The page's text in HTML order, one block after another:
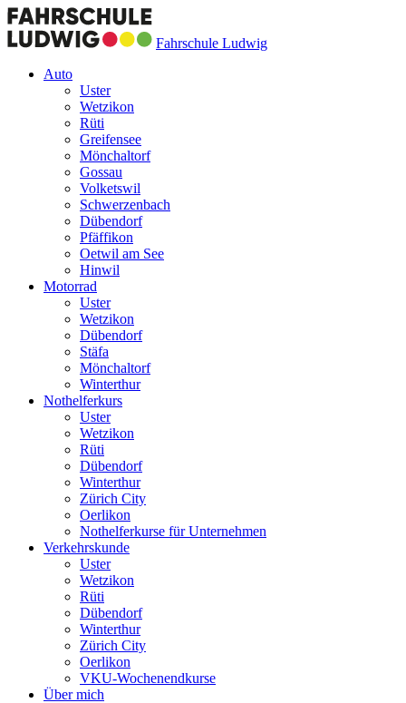
Fahrschule Ludwig
Auto
Uster
Wetzikon
Rüti
Greifensee
Mönchaltorf
Gossau
Volketswil
Schwerzenbach
Dübendorf
Pfäffikon
Oetwil am See
Hinwil
Motorrad
Uster
Wetzikon
Dübendorf
Stäfa
Mönchaltorf
Winterthur
Nothelferkurs
Uster
Wetzikon
Rüti
Dübendorf
Winterthur
Zürich City
Oerlikon
Nothelferkurse für Unternehmen
Verkehrskunde
Uster
Wetzikon
Rüti
Dübendorf
Winterthur
Zürich City
Oerlikon
VKU-Wochenendkurse
Über mich